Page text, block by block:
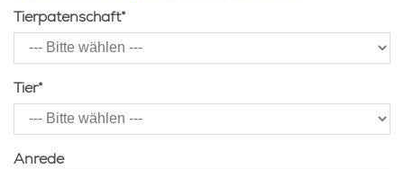
Tierpatenschaft*
Tier*
Anrede